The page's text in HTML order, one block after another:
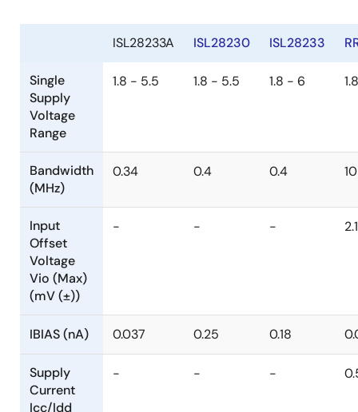
ISL28233A ISL28230 ISL28233
Single
Supply
Voltage
Range
1.8 - 5.5 1.8 - 5.5 1.8 - 6
Bandwidth
(MHz)
0.34 0.4 0.4 10
Input
Offset
Voltage
Vio (Max)
(mV (±))
- - -
IBIAS (nA) 0.037 0.25 0.18
Supply
Current
Icc/Idd
- - -